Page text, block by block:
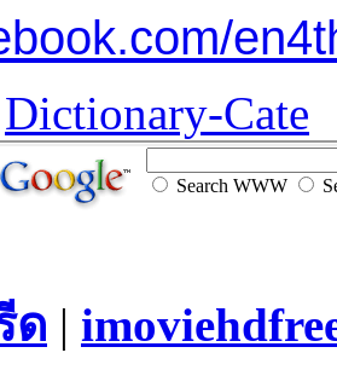
Dictionary-Cate
Search WWW
ด |